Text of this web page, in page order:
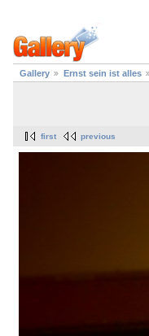
Gallery Ernst sein ist alles
first previous